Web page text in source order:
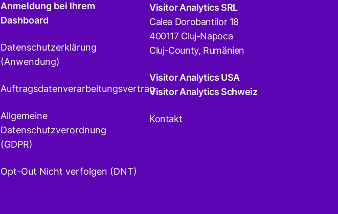
Anmeldung bei Ihrem
Dashboard
Datenschutzerklärung
(Anwendung)
Auftragsdatenverarbeitungsvertrag
Allgemeine
Datenschutzverordnung
(GDPR)
Opt-Out Nicht verfolgen (DNT)
Visitor Analytics SRL
Calea Dorobantilor 18
400117 Cluj-Napoca
Cluj-County, Rumänien
Visitor Analytics USA
Visitor Analytics Schweiz
Kontakt